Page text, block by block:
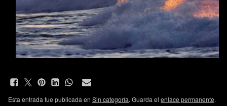
Esta entrada fue publicada en Sin categoría. Guarda el enlace permanente.